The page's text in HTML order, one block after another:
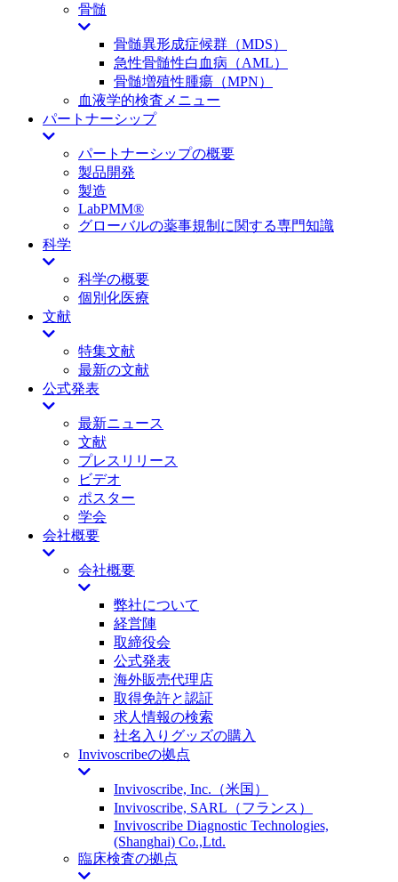
骨髄
骨髄異形成症候群（MDS）
急性骨髄性白血病（AML）
骨髄増殖性腫瘍（MPN）
血液学的検査メニュー
パートナーシップ
パートナーシップの概要
製品開発
製造
LabPMM®
グローバルの薬事規制に関する専門知識
科学
科学の概要
個別化医療
文献
特集文献
最新の文献
公式発表
最新ニュース
文献
プレスリリース
ビデオ
ポスター
学会
会社概要
会社概要
弊社について
経営陣
取締役会
公式発表
海外販売代理店
取得免許と認証
求人情報の検索
社名入りグッズの購入
Invivoscribeの拠点
Invivoscribe, Inc.（米国）
Invivoscribe, SARL（フランス）
Invivoscribe Diagnostic Technologies,
(Shanghai) Co.,Ltd.
臨床検査の拠点